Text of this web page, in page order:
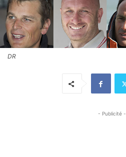
DR
- Publicité -